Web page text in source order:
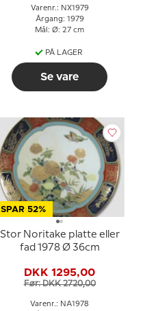
Varenr.: NX1979
Årgang: 1979
Mål: Ø: 27 cm
PÅ LAGER
Se vare
SPAR 52%
Stor Noritake platte eller
fad 1978 Ø 36cm
DKK 1295,00
Før: DKK 2720,00
Varenr.: NA1978